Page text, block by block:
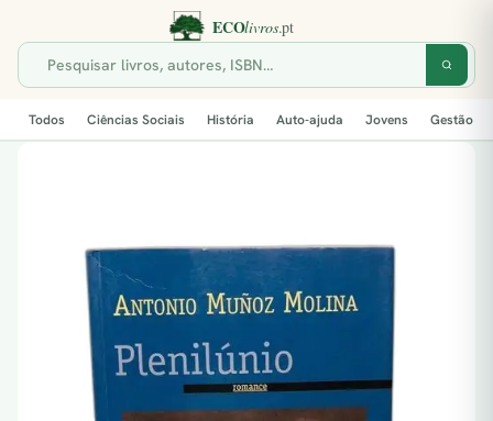
Todos Ciências Sociais História Auto-ajuda Jovens Gestão